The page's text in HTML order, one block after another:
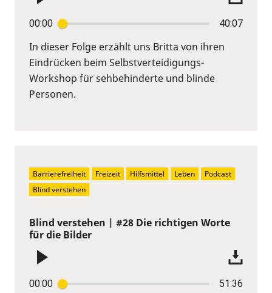
00:00 40:07
In dieser Folge erzählt uns Britta von ihren
Eindrücken beim Selbstverteidigungs-
Workshop für sehbehinderte und blinde
Personen.
Blind verstehen | #28 Die richtigen Worte
für die Bilder
00:00 51:36
Barrierefreiheit Freizeit Hilfsmittel Leben
Podcast
Blind verstehen